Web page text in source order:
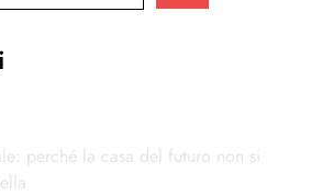
perché la casa del futuro non si